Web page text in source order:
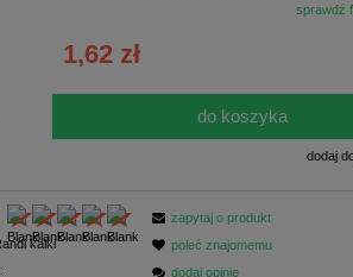
zawiera ewentualnych kosztów
sprawdź
1,62 zł
do koszyka
dodaj
kalki
zapytaj o produkt
poleć znajomemu
dodaj opinię